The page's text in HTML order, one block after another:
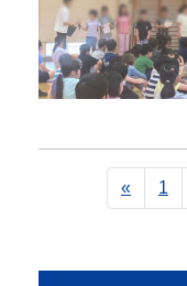
« 1